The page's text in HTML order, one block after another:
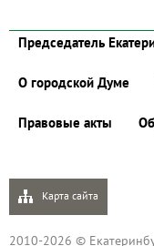
Председатель
О городской Думе
Правовые акты
Карта сайта
2010-2026 ©